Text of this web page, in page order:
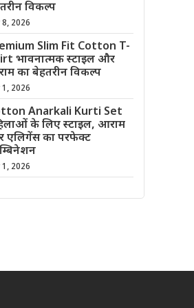
विकल्प
8, 2026
Slim Fit Cotton T-
भावनात्मक स्टाइल और
का बेहतरीन विकल्प
1, 2026
Anarkali Kurti Set
के लिए स्टाइल, आराम
एलिगेंस का परफेक्ट
1, 2026